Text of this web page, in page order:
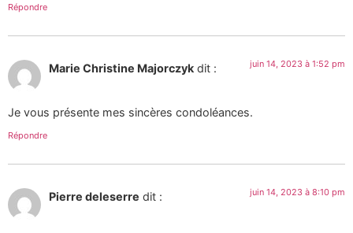
Répondre
Marie Christine Majorczyk dit : juin 14, 2023 à 1:52 pm
Je vous présente mes sincères condoléances.
Répondre
Pierre deleserre dit : juin 14, 2023 à 8:10 pm